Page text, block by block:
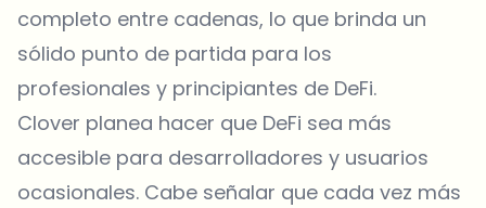
completo entre cadenas, lo que brinda un
sólido punto de partida para los
profesionales y principiantes de DeFi.
Clover planea hacer que DeFi sea más
accesible para desarrolladores y usuarios
ocasionales. Cabe señalar que cada vez más